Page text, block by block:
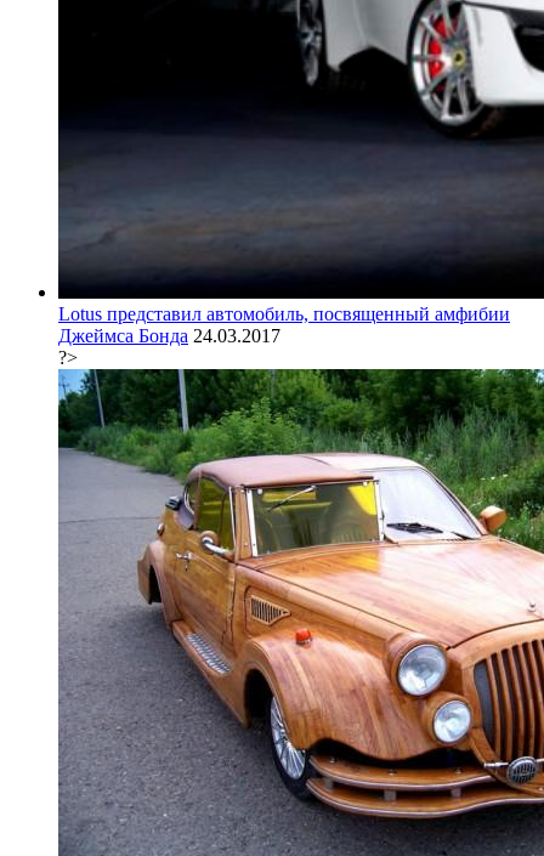
Lotus представил автомобиль, посвященный амфибии
Джеймса Бонда 24.03.2017
?>